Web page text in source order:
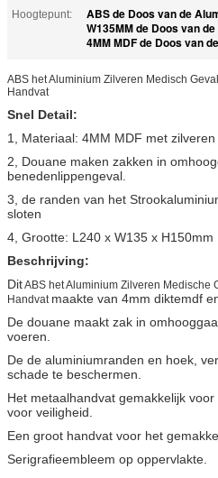
Hoogtepunt:
ABS de Doos van de
W135MM de Doos van
4MM MDF de Doos van
ABS het Aluminium Zilveren Medisch
Handvat
Snel Detail:
1, Materiaal: 4MM MDF met zilveren
2, Douane maken zakken in
benedenlippengeval.
3, de randen van het
sloten
4, Grootte: L240 x W135 x H150mm
Beschrijving:
DitABS het Aluminium Zilveren Medische
Handvat maakte van 4mm diktemdf
De douane maakt zak in
voeren.
De de aluminiumranden en hoek,
schade te beschermen.
Het metaalhandvat gemakkelijk
voor veiligheid.
Een groot handvat voor het
Serigrafieembleem op oppervlakte.